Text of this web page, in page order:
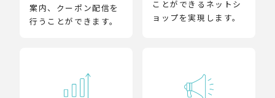
案内、クーポン配信を
行うことができます。
ことができるネットシ
ョップを実現します。